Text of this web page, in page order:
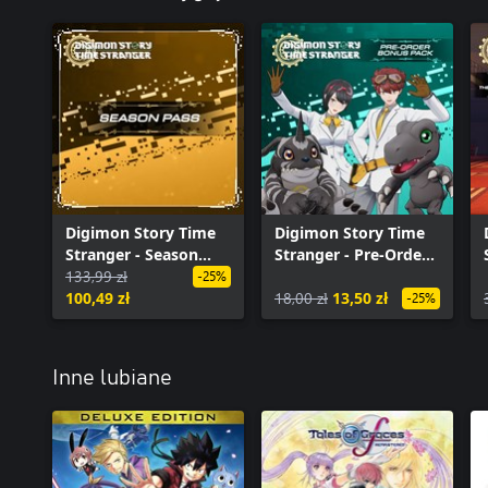
Digimon Story Time
Stranger - Season
Pass
133,99 zł
100,49 zł
-25%
Digimon Story Time
Stranger - Pre-Order
18,00 zł 13,50 zł -25%
Inne lubiane